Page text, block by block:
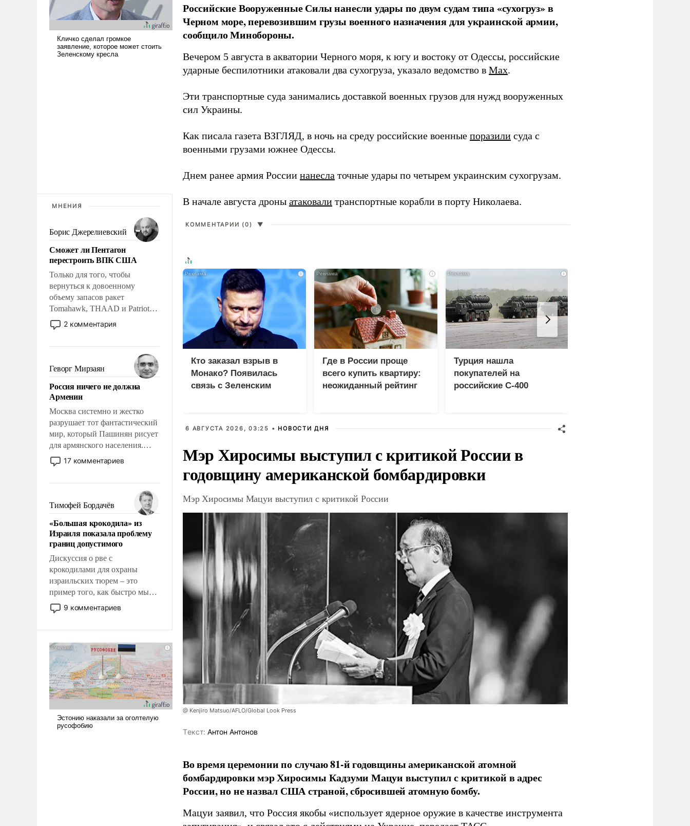
МНЕНИЯ
Борис Джерелиевский
Сможет ли Пентагон
перестроить ВПК США
Только для того, чтобы
вернуться к довоенному
объему запасов ракет
Tomahawk, THAAD и Patriot
США потребуется более трех
лет. Даже небольшая война с
Сложившаяся ситуация
означает многолетний период
уязвимости США, например,
перед Китаем.
2 комментария
Геворг Мирзаян
Россия ничего не должна
Армении
Москва системно и жестко
разрушает тот фантастический
мир, который Пашинян рисует
для армянского населения.
Мир, где политические
прожекты будут безусловно
налогоплательщиков и где
Еревану за свои поступки не
нужно отвечать.
17 комментариев
Тимофей Бордачёв
«Большая крокодила» из
Израиля показала проблему
границ допустимого
Дискуссия о рве с
крокодилами для охраны
израильских тюрем – это
пример того, как быстро мы
двигаемся по пути
революционных изменений.
псевдонаучной фантастики,
стало всерьез обсуждаемой
идеей.
9 комментариев
Российские Вооруженные Силы нанесли удары по двум судам типа «сухогруз» в
Черном море, перевозившим грузы военного назначения для украинской армии,
сообщило Минобороны.
Вечером 5 августа в акватории Черного моря, к югу и востоку от Одессы, российские
ударные беспилотники атаковали два сухогруза, указало ведомство в Max.
Эти транспортные суда занимались доставкой военных грузов для нужд вооруженных
сил Украины.
Как писала газета ВЗГЛЯД, в ночь на среду российские военные поразили суда с
военными грузами южнее Одессы.
Днем ранее армия России нанесла точные удары по четырем украинским сухогрузам.
В начале августа дроны атаковали транспортные корабли в порту Николаева.
КОММЕНТАРИИ (0) ▼
i
Кто заказал взрыв в
Монако? Появилась
связь с Зеленским
i
Где в России проще
всего купить квартиру:
неожиданный рейтинг
i
Турция нашла
покупателей на
российские C-400
6 АВГУСТА 2026, 03:25 • НОВОСТИ ДНЯ
Мэр Хиросимы выступил с критикой России в
годовщину американской бомбардировки
Мэр Хиросимы Мацуи выступил с критикой России
@ Kenjiro Matsuo/AFLO/Global Look Press
Tекст: Антон Антонов
Во время церемонии по случаю 81-й годовщины американской атомной
бомбардировки мэр Хиросимы Кадзуми Мацуи выступил с критикой в адрес
России, но не назвал США страной, сбросившей атомную бомбу.
Мацуи заявил, что Россия якобы «использует ядерное оружие в качестве инструмента